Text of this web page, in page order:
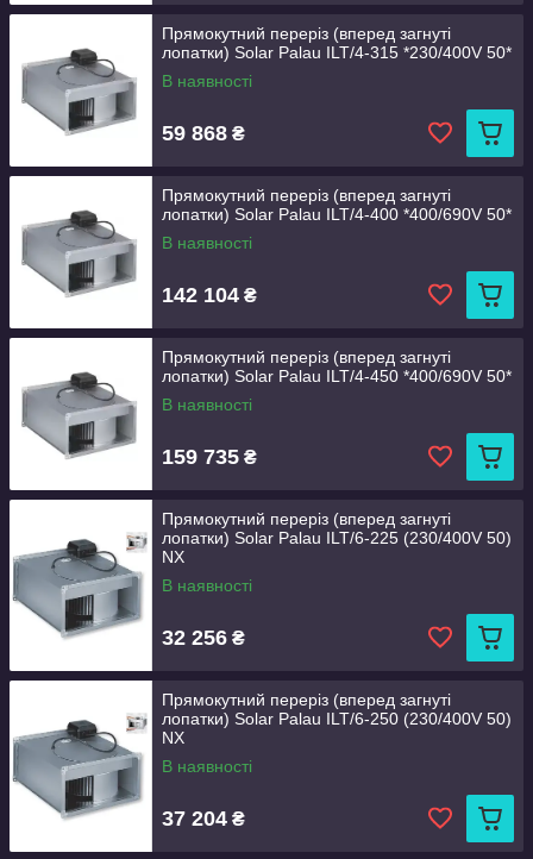
Прямокутний переріз (вперед загнуті
лопатки) Solar Palau ILT/4-315 *230/400V 50*
В наявності
59 868 ₴
Прямокутний переріз (вперед загнуті
лопатки) Solar Palau ILT/4-400 *400/690V 50*
В наявності
142 104 ₴
Прямокутний переріз (вперед загнуті
лопатки) Solar Palau ILT/4-450 *400/690V 50*
В наявності
159 735 ₴
Прямокутний переріз (вперед загнуті
лопатки) Solar Palau ILT/6-225 (230/400V 50)
NX
В наявності
32 256 ₴
Прямокутний переріз (вперед загнуті
лопатки) Solar Palau ILT/6-250 (230/400V 50)
NX
В наявності
37 204 ₴